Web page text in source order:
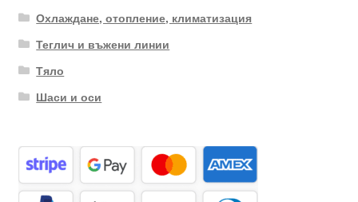
Охлаждане, отопление, климатизация
Теглич и въжени линии
Тяло
Шаси и оси